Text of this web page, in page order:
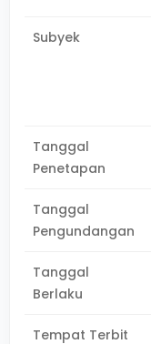
Subyek
Tanggal
Penetapan
Tanggal
Pengundangan
Tanggal
Berlaku
Tempat Terbit